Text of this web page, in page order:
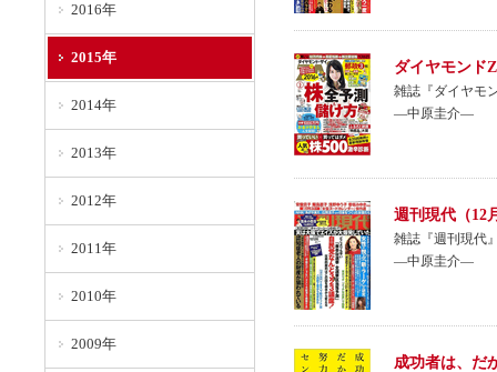
ダイヤモンド
雑誌『ダイヤモ
―中原圭介―
週刊現代（12
雑誌『週刊現代
―中原圭介―
成功者は、だ
2016年
2015年
2014年
2013年
2012年
2011年
2010年
2009年